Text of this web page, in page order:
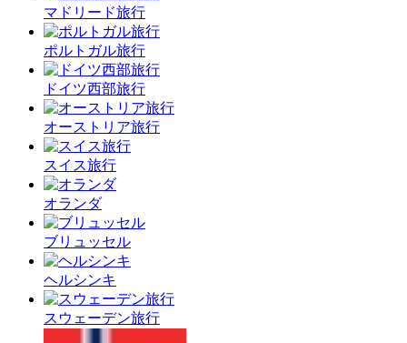
マドリード旅行
ポルトガル旅行
ドイツ西部旅行
オーストリア旅行
スイス旅行
オランダ
ブリュッセル
ヘルシンキ
スウェーデン旅行